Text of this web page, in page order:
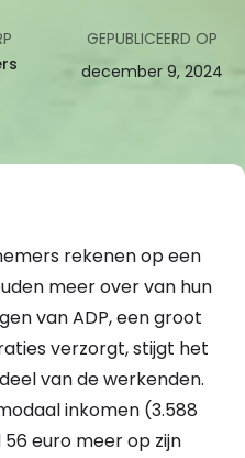
GEPUBLICEERD OP
december 9, 2024
rekenen op een
meer over van hun
van ADP, een groot
verzorgt, stijgt het
van de werkenden.
inkomen (3.588
euro meer op zijn